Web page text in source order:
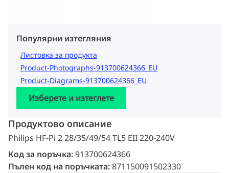
Популярни изтегляния
Листовка за продукта
Product-Photographs-913700624366_EU
Product-Diagrams-913700624366_EU
Изберете и изтеглете
Продуктово описание
Philips HF-Pi 2 28/35/49/54 TL5 EII 220-240V
Код за поръчка:913700624366
Пълен код на поръчката:871150091502330